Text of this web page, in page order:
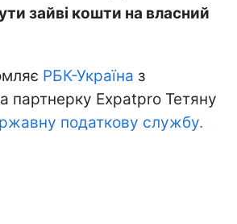
зайві кошти на власний
РБК-Україна з
партнерку Expatpro Тетяну
податкову службу.